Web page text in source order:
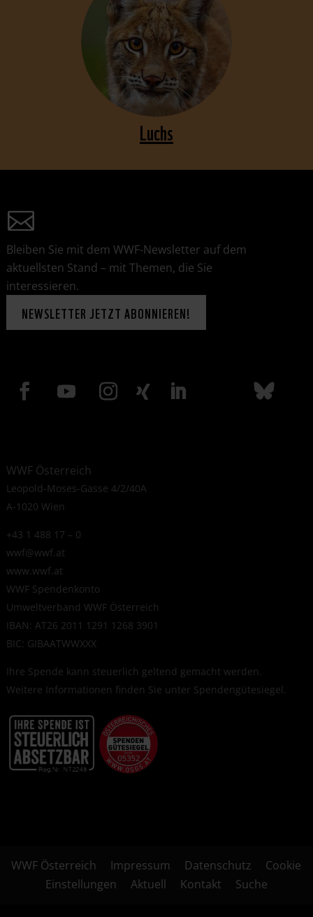
Luchs
Bleiben Sie mit dem WWF-Newsletter auf dem
aktuellsten Stand – mit Themen, die Sie
interessieren.
NEWSLETTER JETZT ABONNIEREN!
WWF Österreich
Leopold-Moses-Gasse 4/2/40A
A-1020 Wien
+43 1 488 17 – 0
wwf@wwf.at
www.wwf.at
WWF Spendenkonto
Umweltverband WWF Österreich
IBAN: AT26 2011 1291 1268 3901
BIC: GIBAATWWXXX
Ihre Spende kann steuerlich geltend gemacht werden.
Weitere Informationen finden Sie unter Spendengütesiegel.
WWF Österreich Impressum Datenschutz
Cookie
Einstellungen
Aktuell Kontakt Suche